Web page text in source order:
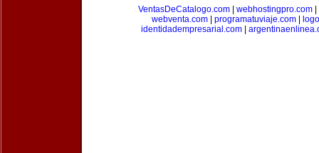
VentasDeCatalogo.com| webhostingpro.com|
webventa.com
programatuviaje.com
identidadempresarial.com